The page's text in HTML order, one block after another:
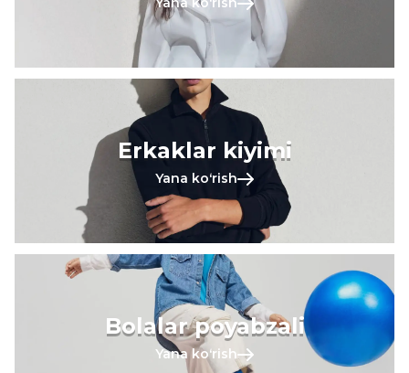
Erkaklar kiyimi
Yana koʻrish
Bolalar poyabzali
Yana koʻrish